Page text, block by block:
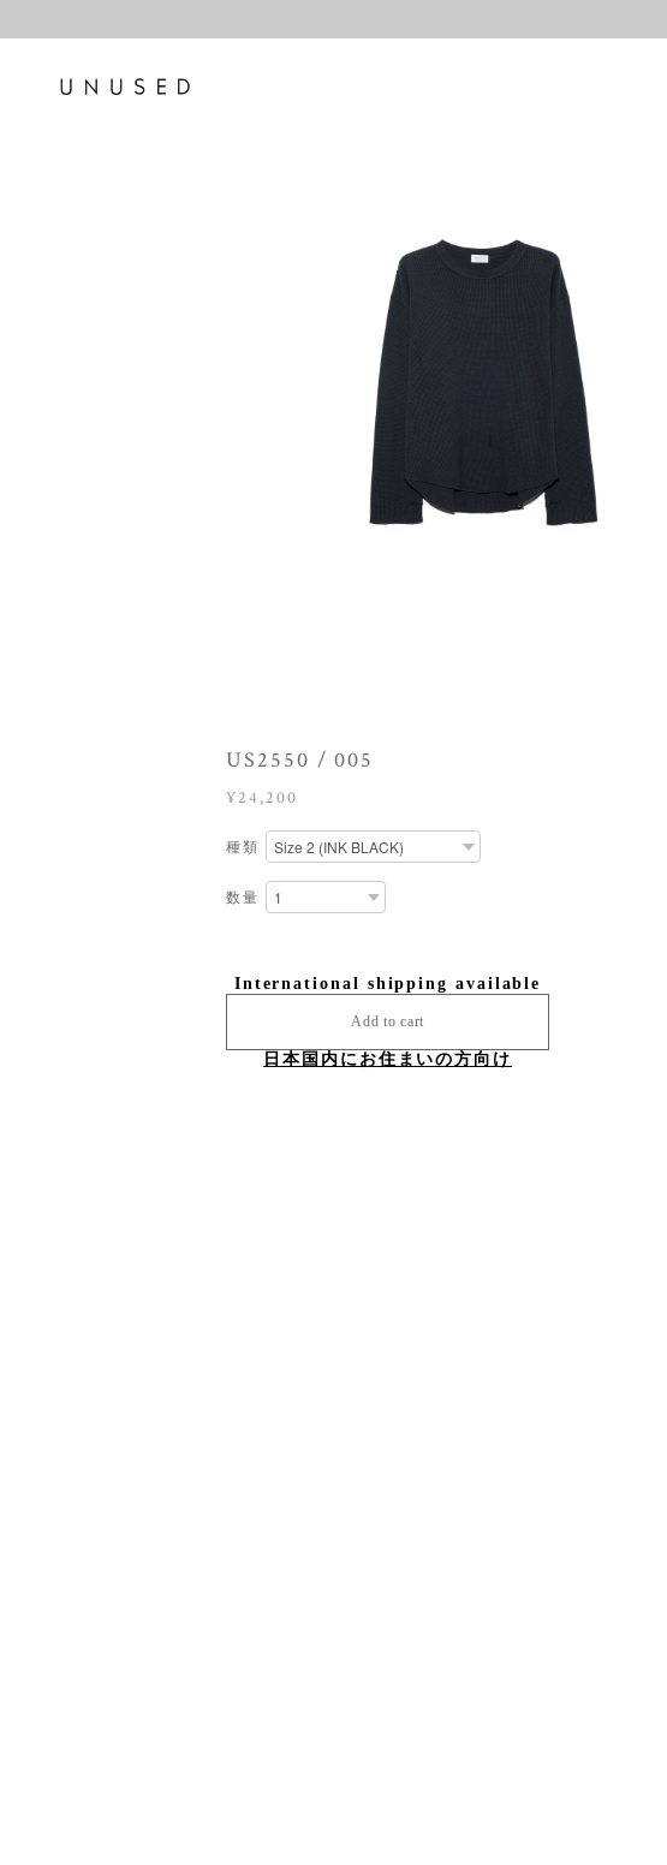
US2550 / 005
¥24,200
種類
数量
International shipping available
Add to cart
日本国内にお住まいの方向け